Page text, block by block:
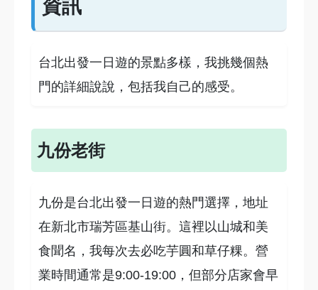
資訊
台北出發一日遊的景點多樣，我挑幾個熱
門的詳細說說，包括我自己的感受。
九份老街
九份是台北出發一日遊的熱門選擇，地址
在新北市瑞芳區基山街。這裡以山城和美
食聞名，我每次去必吃芋圓和草仔粿。營
業時間通常是9:00-19:00，但部分店家會早